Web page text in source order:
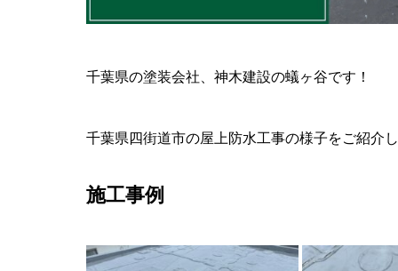
千葉県の塗装会社、神木建設の蟻ヶ谷です！
千葉県四街道市の屋上防水工事の様子をご紹介
施工事例